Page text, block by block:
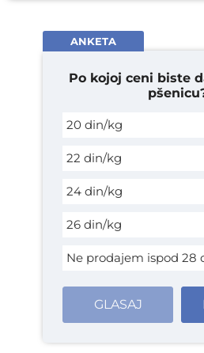
ANKETA
Po kojoj ceni biste
20 din/kg
22 din/kg
24 din/kg
26 din/kg
Ne prodajem ispod 28
GLASAJ